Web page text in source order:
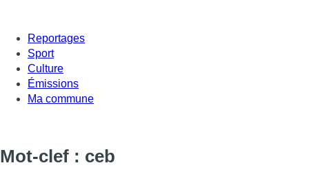
Reportages
Sport
Culture
Émissions
Ma commune
Mot-clef : ceb